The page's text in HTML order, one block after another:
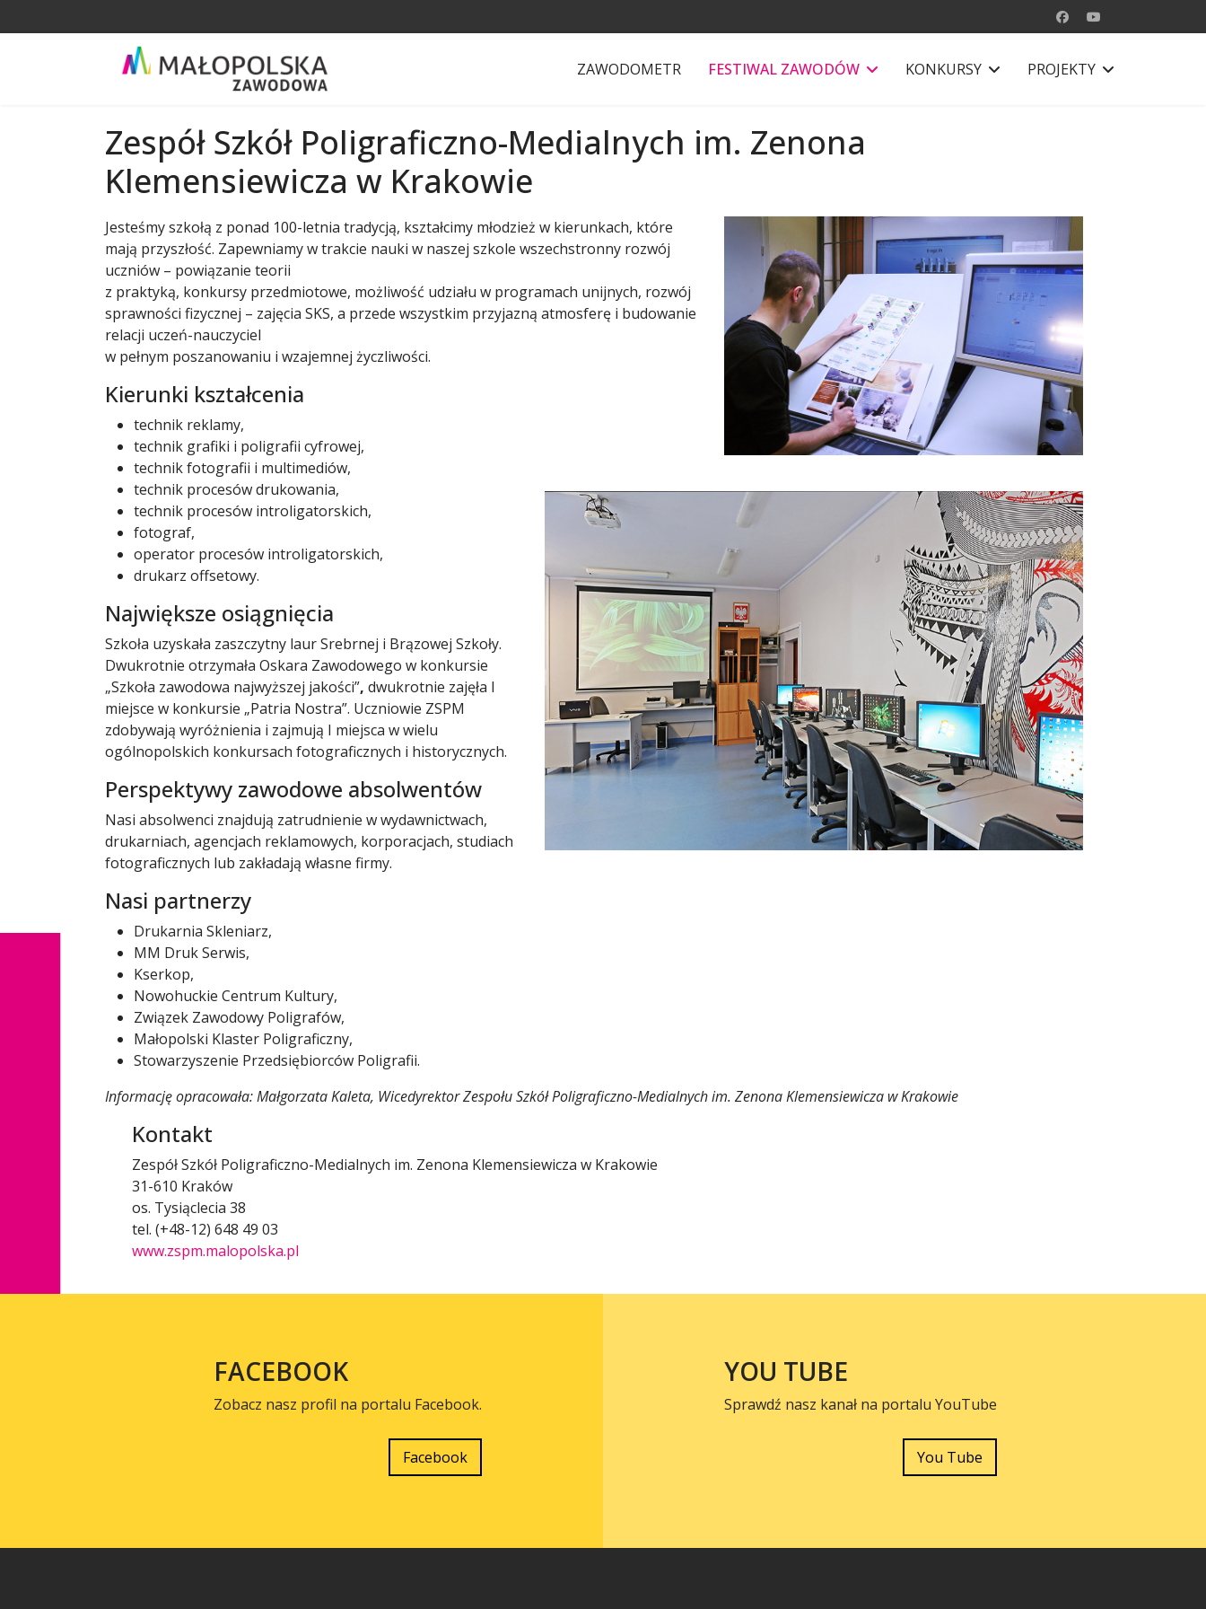
ZAWODOMETR FESTIWAL ZAWODÓW KONKURSY PROJEKTY
Zespół Szkół Poligraficzno-Medialnych im. Zenona
Klemensiewicza w Krakowie
Jesteśmy szkołą z ponad 100-letnia tradycją, kształcimy młodzież w kierunkach, które
mają przyszłość. Zapewniamy w trakcie nauki w naszej szkole wszechstronny rozwój
uczniów – powiązanie teorii
z praktyką, konkursy przedmiotowe, możliwość udziału w programach unijnych, rozwój
sprawności fizycznej – zajęcia SKS, a przede wszystkim przyjazną atmosferę i budowanie
relacji uczeń-nauczyciel
w pełnym poszanowaniu i wzajemnej życzliwości.
Kierunki kształcenia
technik reklamy,
technik grafiki i poligrafii cyfrowej,
technik fotografii i multimediów,
technik procesów drukowania,
technik procesów introligatorskich,
fotograf,
operator procesów introligatorskich,
drukarz offsetowy.
Największe osiągnięcia
Szkoła uzyskała zaszczytny laur Srebrnej i Brązowej Szkoły.
Dwukrotnie otrzymała Oskara Zawodowego w konkursie
„Szkoła zawodowa najwyższej jakości”, dwukrotnie zajęła I
miejsce w konkursie „Patria Nostra”. Uczniowie ZSPM
zdobywają wyróżnienia i zajmują I miejsca w wielu
ogólnopolskich konkursach fotograficznych i historycznych.
Perspektywy zawodowe absolwentów
Nasi absolwenci znajdują zatrudnienie w wydawnictwach,
drukarniach, agencjach reklamowych, korporacjach, studiach
fotograficznych lub zakładają własne firmy.
Nasi partnerzy
Drukarnia Skleniarz,
MM Druk Serwis,
Kserkop,
Nowohuckie Centrum Kultury,
Związek Zawodowy Poligrafów,
Małopolski Klaster Poligraficzny,
Stowarzyszenie Przedsiębiorców Poligrafii.
Informację opracowała: Małgorzata Kaleta, Wicedyrektor Zespołu Szkół Poligraficzno-Medialnych im. Zenona Klemensiewicza w Krakowie
Kontakt
Zespół Szkół Poligraficzno-Medialnych im. Zenona Klemensiewicza w Krakowie
31-610 Kraków
os. Tysiąclecia 38
tel. (+48-12) 648 49 03
www.zspm.malopolska.pl
FACEBOOK
Zobacz nasz profil na portalu Facebook.
Facebook
YOU TUBE
Sprawdź nasz kanał na portalu YouTube
You Tube